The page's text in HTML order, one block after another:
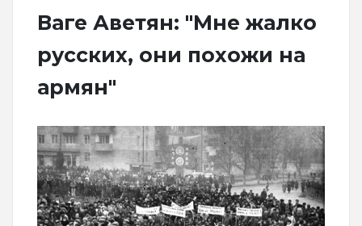
Ваге Аветян: "Мне жалко
русских, они похожи на
армян"